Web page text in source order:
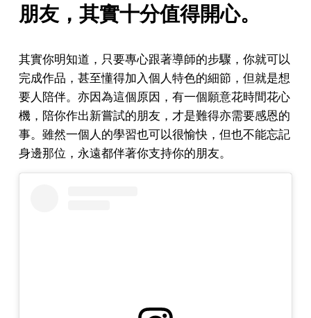
朋友，其實十分值得開心。
其實你明知道，只要專心跟著導師的步驟，你就可以
完成作品，甚至懂得加入個人特色的細節，但就是想
要人陪伴。亦因為這個原因，有一個願意花時間花心
機，陪你作出新嘗試的朋友，才是難得亦需要感恩的
事。雖然一個人的學習也可以很愉快，但也不能忘記
身邊那位，永遠都伴著你支持你的朋友。